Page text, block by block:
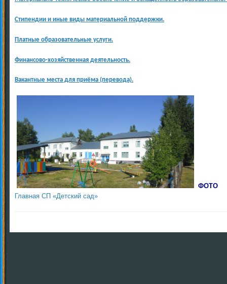
Стипендии и иные виды материальной поддержки.
Платные образовательные услуги.
Финансово-хозяйственная деятельность.
Вакантные места для приёма (перевода).
ФОТО
Главная СП «Детский сад»